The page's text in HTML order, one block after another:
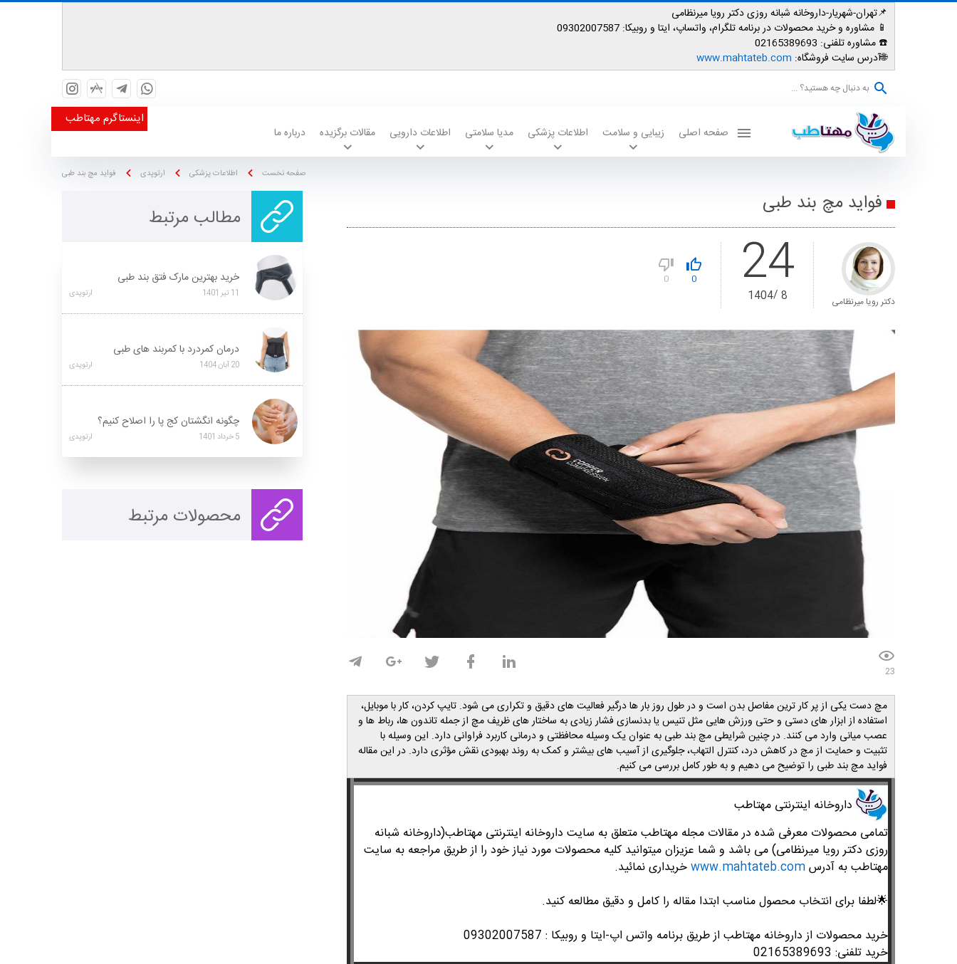
📌تهران-شهریار-داروخانه شبانه روزی دکتر رویا میرنظامی
📱 مشاوره و خرید محصولات در برنامه تلگرام، واتساپ، ایتا و روبیکا: 09302007587
☎️ مشاوره تلفنی:
🌐آدرس سایت فروشگاه: www.mahtateb.com
به دنبال چه هستید؟ ...
صفحه اصلی زیبایی و سلامت اطلاعات پزشکی مدیا سلامتی اطلاعات دارویی مقالات برگزیده درباره ما
اینستاگرم مهتاطب
صفحه نخست اطلاعات پزشکی ارتوپدی فواید مچ بند طبی
فواید مچ بند طبی
دکتر رویا میرنظامی 24
8
1404
0
0
23
مچ دست یکی از پر کار ترین مفاصل بدن است و در طول روز بار ها درگیر فعالیت های دقیق و تکراری می شود. تایپ کردن، کار با موبایل،
استفاده از ابزار های دستی و حتی ورزش هایی مثل تنیس یا بدنسازی فشار زیادی به ساختار های ظریف مچ از جمله تاندون ها، رباط ها و
عصب میانی وارد می کنند. در چنین شرایطی مچ بند طبی به عنوان یک وسیله محافظتی و درمانی کاربرد فراوانی دارد. این وسیله با
تثبیت و حمایت از مچ در کاهش درد، کنترل التهاب، جلوگیری از آسیب های بیشتر و کمک به روند بهبودی نقش مؤثری دارد. در این مقاله
فواید مچ بند طبی را توضیح می دهیم و به طور کامل بررسی می کنیم.
داروخانه اینترنتی مهتاطب
تمامی محصولات معرفی شده در مقالات مجله مهتاطب متعلق به سایت داروخانه اینترنتی مهتاطب(داروخانه شبانه
روزی دکتر رویا میرنظامی) می باشد و شما عزیزان میتوانید کلیه محصولات مورد نیاز خود را از طریق مراجعه به سایت
مهتاطب به آدرسwww.mahtateb.comخریداری نمائید.
🌟لطفا برای انتخاب محصول مناسب ابتدا مقاله را کامل و دقیق مطالعه کنید.
خرید محصولات از داروخانه مهتاطب از طریق برنامه واتس اپ-ایتا و روبیکا : 09302007587
خرید تلفنی: 02165389693
مطالب مرتبط
خرید بهترین مارک فتق بند طبی
11تیر 1401 ارتوپدی
درمان کمردرد با کمربند های طبی
20آبان1404 ارتوپدی
چگونه انگشتان کج پا را اصلاح کنیم؟
5خرداد 1401 ارتوپدی
محصولات مرتبط